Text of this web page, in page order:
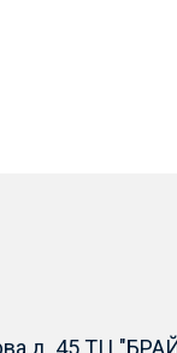
д. 45 ТЦ